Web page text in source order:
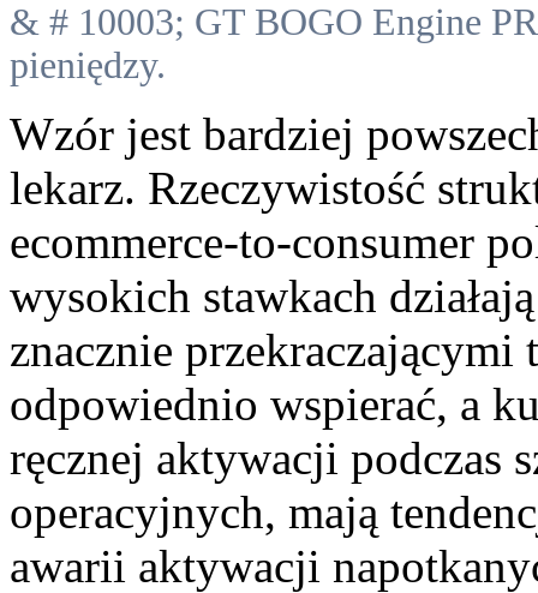
& # 10003; GT BOGO Engine
pieniędzy.
Wzór jest bardziej
lekarz. Rzeczywistość
ecommerce-to-consumer
wysokich stawkach
znacznie przekraczającymi
odpowiednio wspierać, a
ręcznej aktywacji podczas
operacyjnych, mają
awarii aktywacji